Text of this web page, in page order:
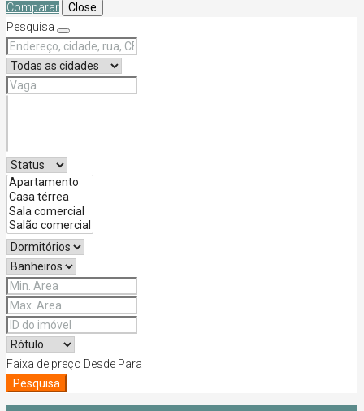
Comparar
Close
Pesquisa
Faixa de preço Desde Para
Pesquisa